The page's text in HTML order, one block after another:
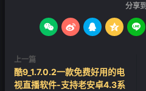
分享到
    
上一篇
酷9_1.7.0.2一款免费好用的电
视直播软件-支持老安卓4.3系